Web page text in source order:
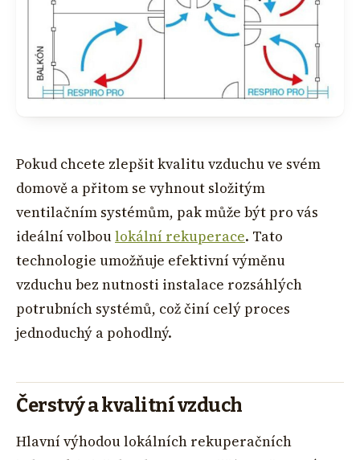
Pokud chcete zlepšit kvalitu vzduchu ve svém
domově a přitom se vyhnout složitým
ventilačním systémům, pak může být pro vás
ideální volboulokální rekuperace. Tato
technologie umožňuje efektivní výměnu
vzduchu bez nutnosti instalace rozsáhlých
potrubních systémů, což činí celý proces
jednoduchý a pohodlný.
Čerstvý a kvalitní vzduch
Hlavní výhodou lokálních rekuperačních